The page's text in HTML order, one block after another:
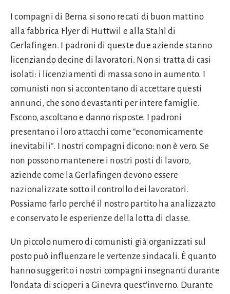
I compagni di Berna si sono recati di buon mattino
alla fabbrica Flyer di Huttwil e alla Stahl di
Gerlafingen. I padroni di queste due aziende stanno
licenziando decine di lavoratori. Non si tratta di casi
isolati: i licenziamenti di massa sono in aumento. I
comunisti non si accontentano di accettare questi
annunci, che sono devastanti per intere famiglie.
Escono, ascoltano e danno risposte. I padroni
presentano i loro attacchi come “economicamente
inevitabili”. I nostri compagni dicono: non è vero. Se
non possono mantenere i nostri posti di lavoro,
aziende come la Gerlafingen devono essere
nazionalizzate sotto il controllo dei lavoratori.
Possiamo farlo perché il nostro partito ha analizzazto
e conservato le esperienze della lotta di classe.
Un piccolo numero di comunisti già organizzati sul
posto può influenzare le vertenze sindacali. È quanto
hanno suggerito i nostri compagni insegnanti durante
l’ondata di scioperi a Ginevra quest’inverno. Durante